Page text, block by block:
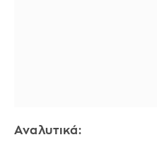
Αναλυτικά: